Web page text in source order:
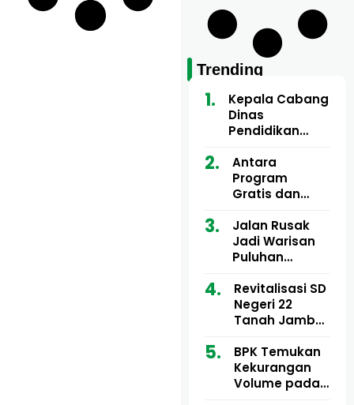
Trending
Kepala Cabang
Dinas
Pendidikan
Utara Buka
Pelatihan Deep
Learning serta
Artifisial bagi
Guru
Matematika
Antara
Program
Gratis dan
Motor Imum
Gampong, Uji
Nyali APH
Bermain di
Balik Rp250
Ribu
Jalan Rusak
Jadi Warisan
Puluhan
dan Tgk
Muharuddin
Kini Didesak
Revitalisasi SD
Negeri 22
Tanah Jambo
Miliar Tuai
Sorotan, Publik
Pertanyakan
BPK Temukan
Kekurangan
Volume pada